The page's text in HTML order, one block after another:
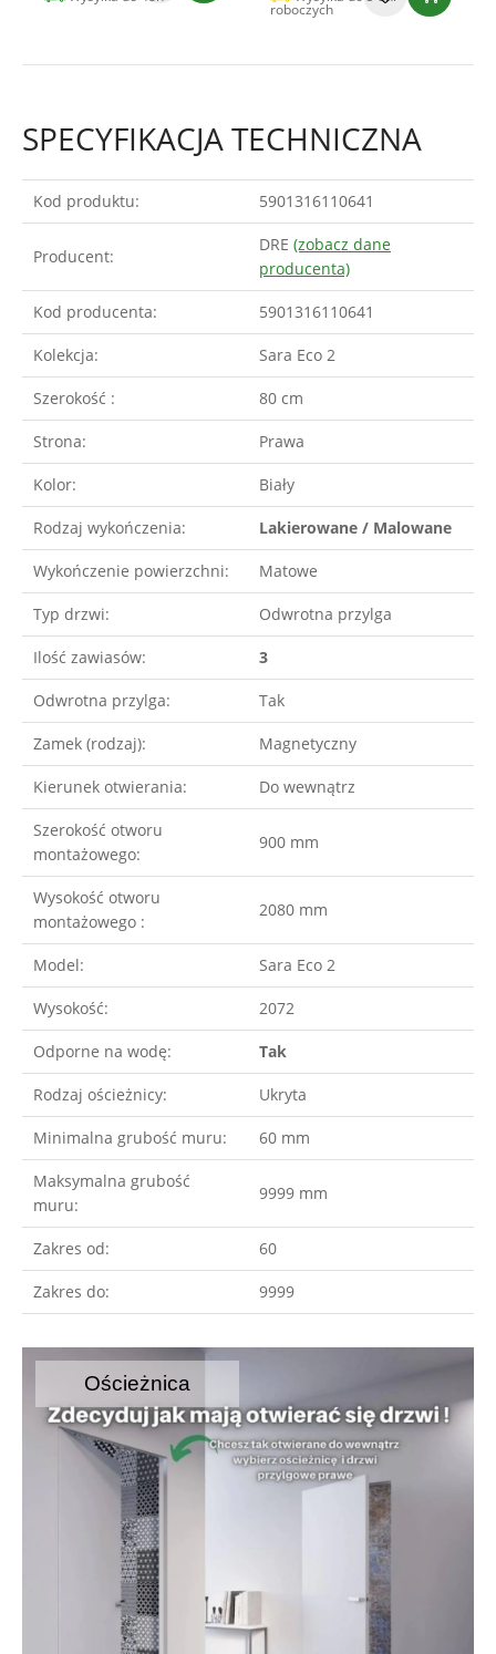
roboczych
SPECYFIKACJA TECHNICZNA
Kod produktu: 5901316110641
Producent:
DRE (zobacz dane
producenta)
Kod producenta: 5901316110641
Kolekcja: Sara Eco 2
Szerokość : 80 cm
Strona: Prawa
Kolor: Biały
Rodzaj wykończenia: Lakierowane / Malowane
Wykończenie powierzchni: Matowe
Typ drzwi: Odwrotna przylga
Ilość zawiasów: 3
Odwrotna przylga: Tak
Zamek (rodzaj): Magnetyczny
Kierunek otwierania: Do wewnątrz
Szerokość otworu
montażowego:
900 mm
Wysokość otworu
montażowego :
2080 mm
Model: Sara Eco 2
Wysokość: 2072
Odporne na wodę: Tak
Rodzaj ościeżnicy: Ukryta
Minimalna grubość muru: 60 mm
Maksymalna grubość
muru:
9999 mm
Zakres od: 60
Zakres do: 9999
Ościeżnica